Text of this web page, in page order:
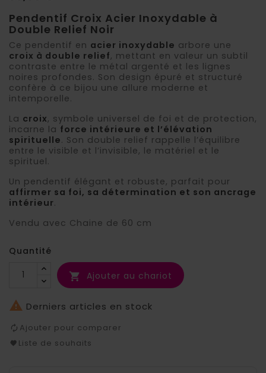
Pendentif Croix Acier Inoxydable à
Double Relief Noir
Ce pendentif en acier inoxydable arbore une
croix à double relief, mettant en valeur un subtil
contraste entre le métal argenté et les lignes
noires profondes. Son design épuré et structuré
confère à ce bijou une allure moderne et
intemporelle.
La croix, symbole universel de foi et de protection,
incarne la force intérieure et l’élévation
spirituelle. Son double relief rappelle l’équilibre
entre le visible et l’invisible, le matériel et le
spirituel.
Un pendentif élégant et robuste, parfait pour
affirmer sa foi, sa détermination et son ancrage
intérieur.
Vendu avec Chaine de 60 cm
Quantité
 Ajouter au chariot
 Derniers articles en stock
Ajouter pour comparer
Liste de souhaits